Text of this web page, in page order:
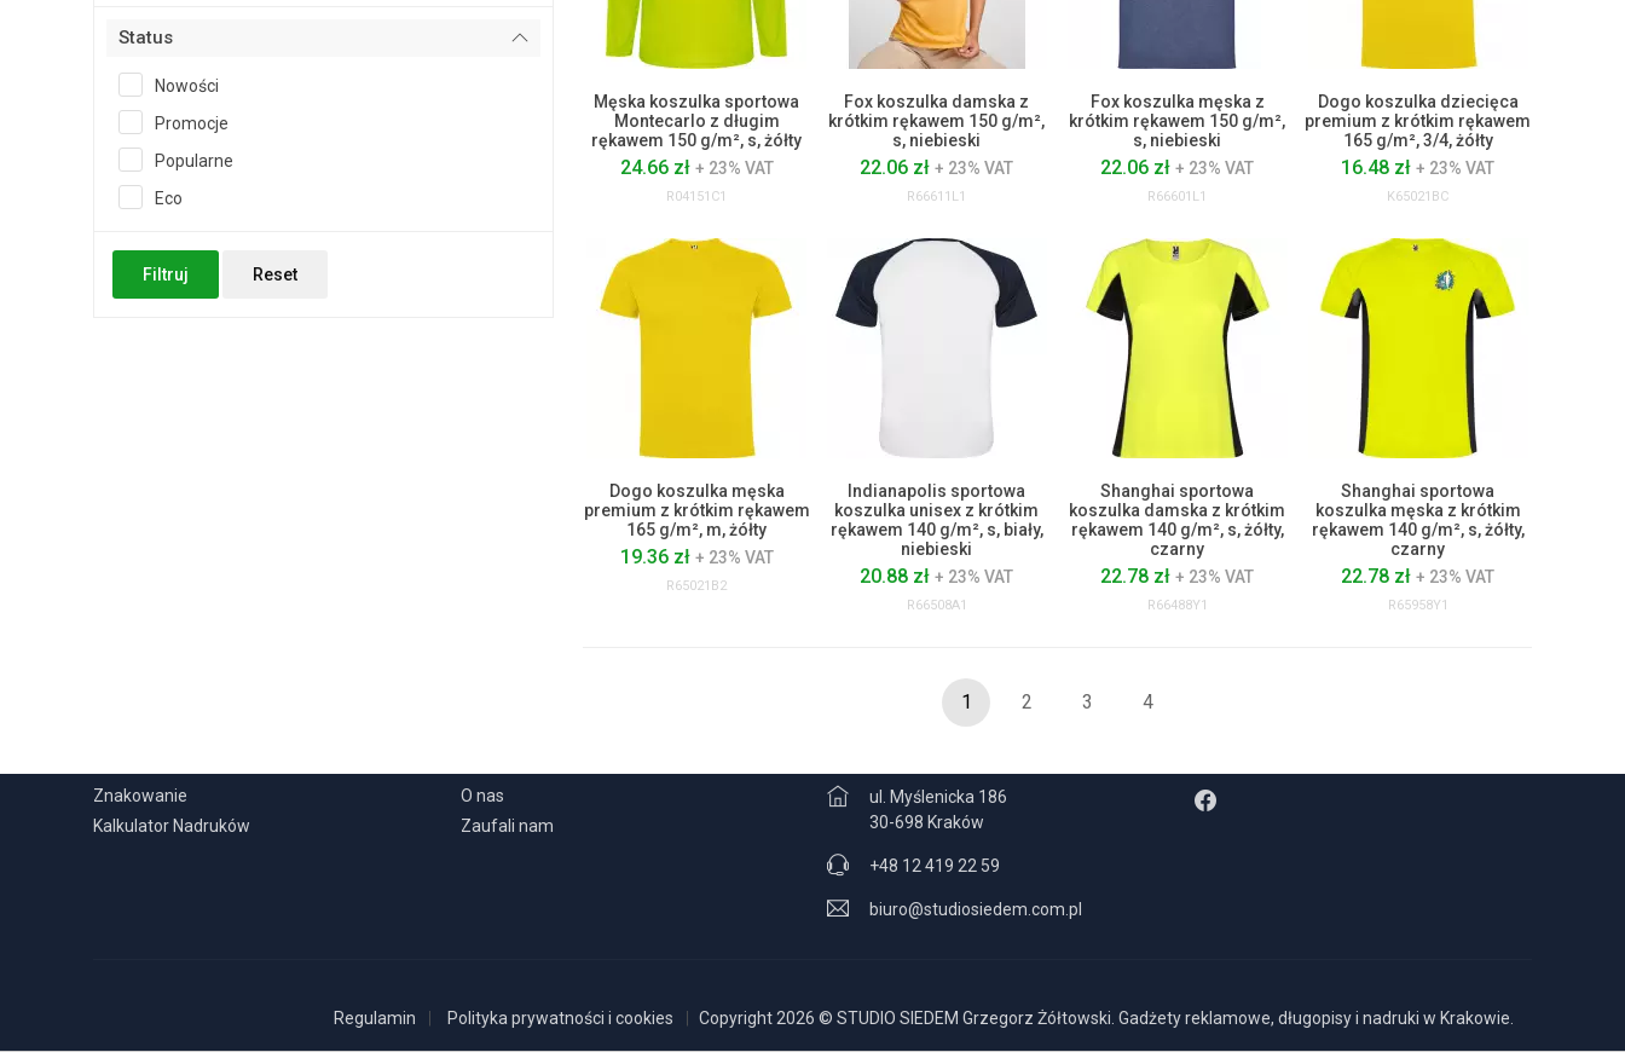
Status
Nowości
Promocje
Popularne
Eco
Filtruj Reset
Męska koszulka sportowa
Montecarlo z długim
rękawem 150 g/m², s, żółty
24.66 zł + 23% VAT
R04151C1
Fox koszulka damska z
krótkim rękawem 150 g/m²,
s, niebieski
22.06 zł+ 23% VAT
R66611L1
Fox koszulka męska z
krótkim rękawem 150 g/m²,
s, niebieski
22.06 zł+ 23% VAT
R66601L1
Dogo koszulka dziecięca
premium z krótkim rękawem
165 g/m², 3/4, żółty
16.48 zł+ 23% VAT
K65021BC
Dogo koszulka męska
premium z krótkim rękawem
165 g/m², m, żółty
19.36 zł + 23% VAT
R65021B2
Indianapolis sportowa
koszulka unisex z krótkim
rękawem 140 g/m², s, biały,
niebieski
20.88 zł+ 23% VAT
R66508A1
Shanghai sportowa
koszulka damska z krótkim
rękawem 140 g/m², s, żółty,
czarny
22.78 zł+ 23% VAT
R66488Y1
Shanghai sportowa
koszulka męska z krótkim
rękawem 140 g/m², s, żółty,
czarny
22.78 zł+ 23% VAT
R65958Y1
1 2 3 4
Znakowanie
Kalkulator Nadruków
O nas
Zaufali nam
ul. Myślenicka 186
30-698 Kraków
+48 12 419 22 59
biuro@studiosiedem.com.pl
Regulamin Polityka prywatności i cookies Copyright 2026 © STUDIO SIEDEM Grzegorz Żółtowski. Gadżety reklamowe, długopisy i nadruki w Krakowie.